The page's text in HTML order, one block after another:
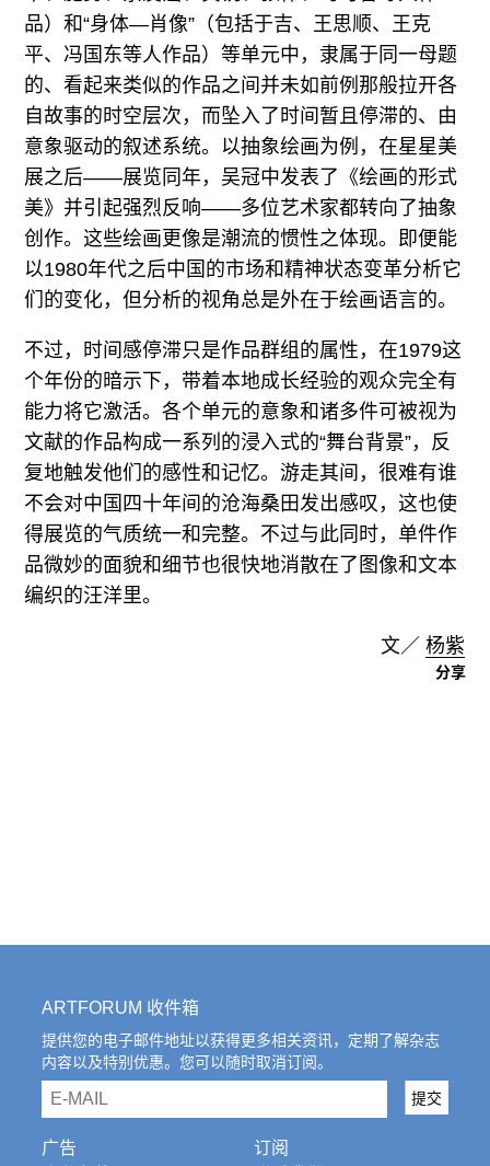
品）和“身体—肖像”（包括于吉、王思顺、王克
平、冯国东等人作品）等单元中，隶属于同一母题
的、看起来类似的作品之间并未如前例那般拉开各
自故事的时空层次，而坠入了时间暂且停滞的、由
意象驱动的叙述系统。以抽象绘画为例，在星星美
展之后——展览同年，吴冠中发表了《绘画的形式
美》并引起强烈反响——多位艺术家都转向了抽象
创作。这些绘画更像是潮流的惯性之体现。即便能
以1980年代之后中国的市场和精神状态变革分析它
们的变化，但分析的视角总是外在于绘画语言的。
不过，时间感停滞只是作品群组的属性，在1979这
个年份的暗示下，带着本地成长经验的观众完全有
能力将它激活。各个单元的意象和诸多件可被视为
文献的作品构成一系列的浸入式的“舞台背景”，反
复地触发他们的感性和记忆。游走其间，很难有谁
不会对中国四十年间的沧海桑田发出感叹，这也使
得展览的气质统一和完整。不过与此同时，单件作
品微妙的面貌和细节也很快地消散在了图像和文本
编织的汪洋里。
文／ 杨紫
分享
ARTFORUM 收件箱
提供您的电子邮件地址以获得更多相关资讯，定期了解杂志
内容以及特别优惠。您可以随时取消订阅。
email 提交
广告
订阅